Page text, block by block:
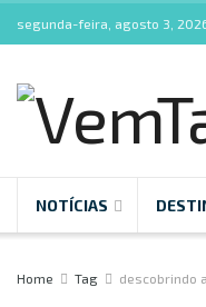
segunda-feira, agosto 3,
NOTÍCIAS
Home Tag descobrindo